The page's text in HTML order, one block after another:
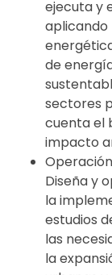
ejecuta y
aplicando
de
sectores
cuenta el
impacto
Diseña y
la
estudios
las
la